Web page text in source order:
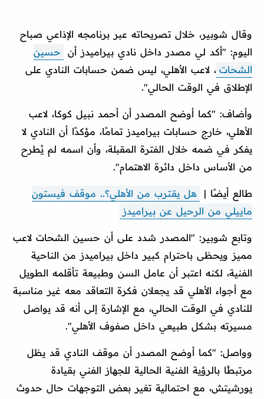
وقال شوبير، خلال تصريحاته عبر برنامجه الإذاعي صباح
اليوم: "أكد لي مصدر داخل نادي بيراميدز أن
حسين
الشحات ، لاعب الأهلي، ليس ضمن حسابات النادي على
الإطلاق في الوقت الحالي".
وأضاف: "كما أوضح المصدر أن أحمد نبيل كوكا، لاعب
الأهلي، خارج حسابات بيراميدز تمامًا، مؤكدًا أن النادي لا
يفكر في ضمه خلال الفترة المقبلة، وأن اسمه لم يُطرح
من الأساس داخل دائرة الاهتمام".
طالع أيضًا |
هل يقترب من الأهلي؟.. موقف فيستون
ماييلي من الرحيل عن بيراميدز
وتابع شوبير: "المصدر شدد على أن حسين الشحات لاعب
مميز ويحظى باحترام كبير داخل بيراميدز من الناحية
الفنية، لكنه اعتبر أن عامل السن وطبيعة تأقلمه الطويل
مع أجواء الأهلي قد يجعلان فكرة التعاقد معه غير مناسبة
للنادي في الوقت الحالي، مع الإشارة إلى أنه قد يواصل
مسيرته بشكل طبيعي داخل صفوف الأهلي".
وواصل: "كما أوضح المصدر أن موقف النادي قد يظل
مرتبطًا بالرؤية الفنية الحالية للجهاز الفني بقيادة
يورشيتش، مع احتمالية تغير بعض التوجهات حال حدوث